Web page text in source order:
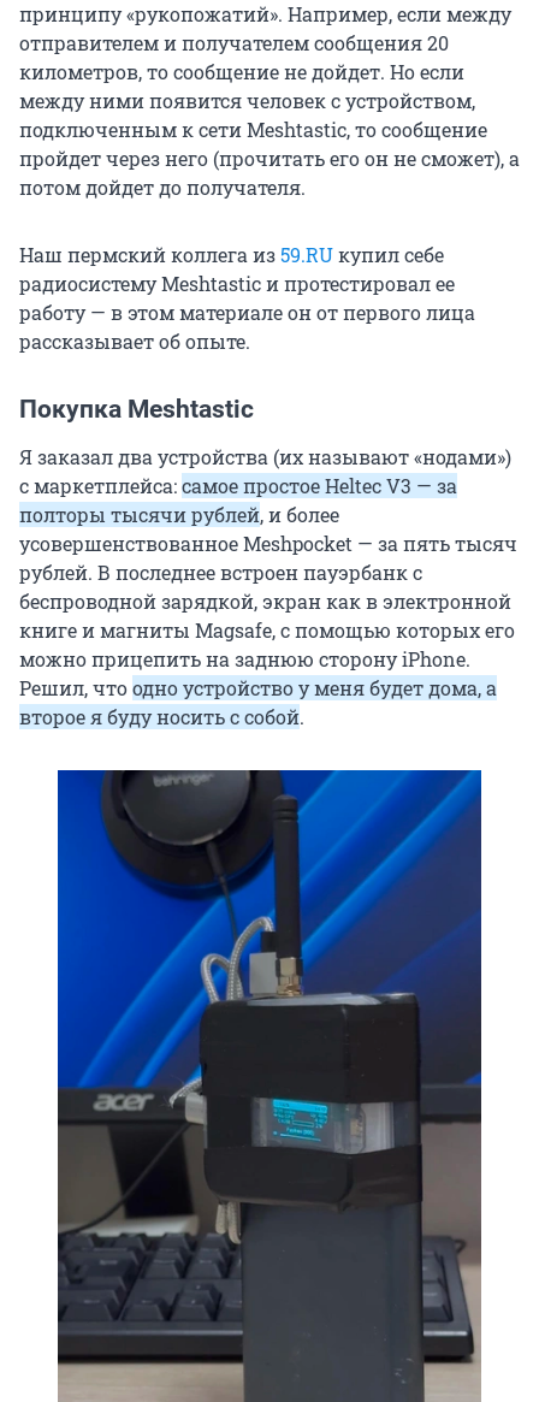
принципу «рукопожатий». Например, если между
отправителем и получателем сообщения 20
километров, то сообщение не дойдет. Но если
между ними появится человек с устройством,
подключенным к сети Meshtastic, то сообщение
пройдет через него (прочитать его он не сможет), а
потом дойдет до получателя.
Наш пермский коллега из59.RUкупил себе
радиосистему Meshtastic и протестировал ее
работу — в этом материале он от первого лица
рассказывает об опыте.
Покупка Meshtastic
Я заказал два устройства (их называют «нодами»)
с маркетплейса:самое простое Heltec V3 — за
полторы тысячи рублей, и более
усовершенствованное Meshpocket — за пять тысяч
рублей. В последнее встроен пауэрбанк с
беспроводной зарядкой, экран как в электронной
книге и магниты Magsafe, с помощью которых его
можно прицепить на заднюю сторону iPhone.
Решил, чтоодно устройство у меня будет дома, а
второе я буду носить с собой.